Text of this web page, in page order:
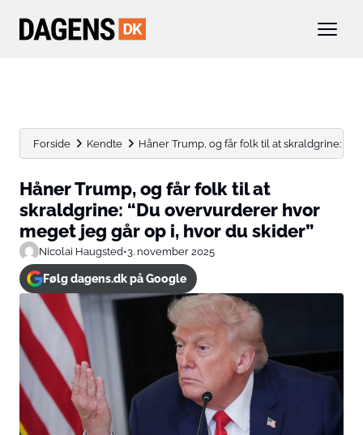
Forside Kendte Håner Trump, og får folk til at skraldgrine:
Håner Trump, og får folk til at
skraldgrine: “Du overvurderer hvor
meget jeg går op i, hvor du skider”
Nicolai Haugsted•3. november 2025
Følg dagens.dk på Google